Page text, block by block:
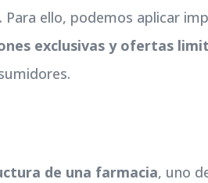
Para ello, podemos aplicar
exclusivas y ofertas
de una farmacia, uno